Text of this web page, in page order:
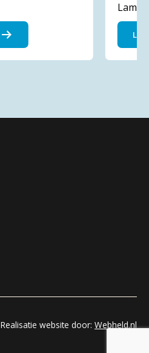
Realisatie website door: Webheld.nl